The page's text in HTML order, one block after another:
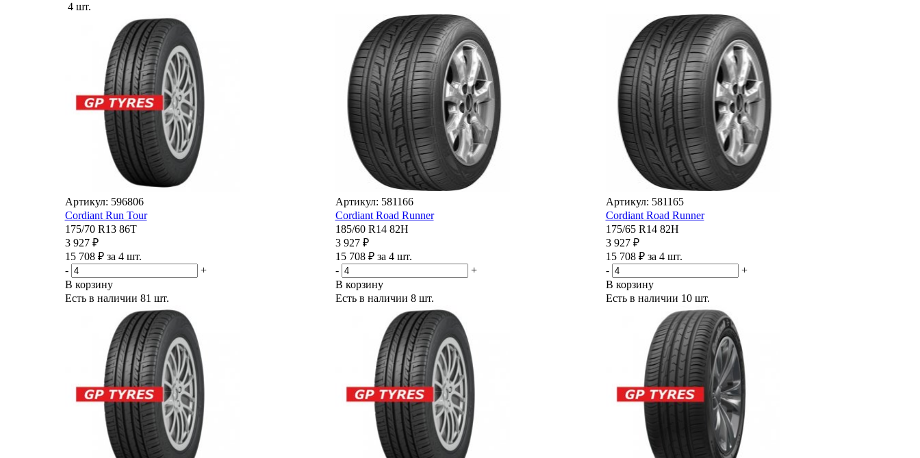
4 шт.
Артикул: 596806
Cordiant Run Tour
175/70 R13 86T
3 927 ₽
15 708 ₽ за 4 шт.
-
+
В корзину
Есть в наличии 81 шт.
Артикул: 581166
Cordiant Road Runner
185/60 R14 82H
3 927 ₽
15 708 ₽ за 4 шт.
-
+
В корзину
Есть в наличии 8 шт.
Артикул: 581165
Cordiant Road Runner
175/65 R14 82H
3 927 ₽
15 708 ₽ за 4 шт.
-
+
В корзину
Есть в наличии 10 шт.